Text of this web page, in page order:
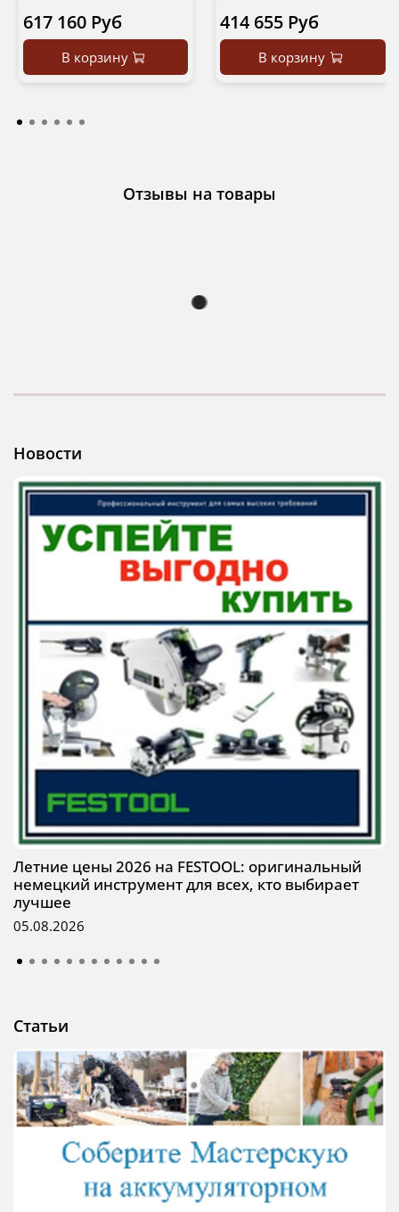
617 160 Руб
В корзину
414 655 Руб
В корзину
Отзывы на товары
Новости
Летние цены 2026 на FESTOOL: оригинальный
немецкий инструмент для всех, кто выбирает
лучшее
05.08.2026
Статьи